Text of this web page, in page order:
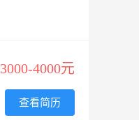
3000-4000元
查看简历